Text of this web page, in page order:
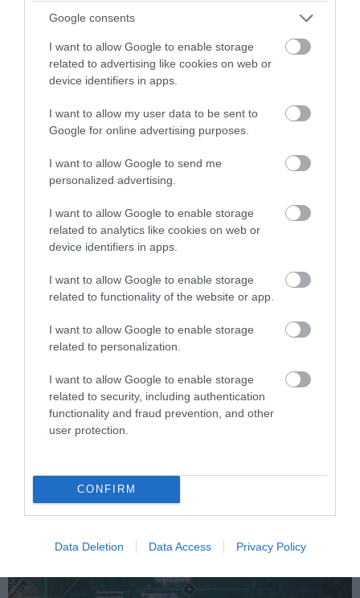
Google consents
I want to allow Google to enable storage
related to advertising like cookies on web or
device identifiers in apps.
I want to allow my user data to be sent to
Google for online advertising purposes.
I want to allow Google to send me
personalized advertising.
I want to allow Google to enable storage
related to analytics like cookies on web or
device identifiers in apps.
I want to allow Google to enable storage
related to functionality of the website or app.
I want to allow Google to enable storage
related to personalization.
I want to allow Google to enable storage
related to security, including authentication
functionality and fraud prevention, and other
user protection.
CONFIRM
Data Deletion Data Access Privacy Policy
PRONEWS.GR /ΕΝΟΠΛΕΣ ΣΥΓΚΡΟΥΣΕΙΣ
Νέα εποχή στον πόλεμο: Η Ουκρανία για
πρώτη φορά χρησιμοποίησε drone για
να μεταφέρει ρομπότ στο πεδίο της
μάχης!
PRONEWS.GR /ΕΝΟΠΛΕΣ ΣΥΓΚΡΟΥΣΕΙΣ
Οι Χούθι βομβάρδισαν βιομηχανική
περιοχή στο Ντουμπάι – ΗΠΑ και
πλήγματα στη Σαναά
05.08.2026 | 07:17